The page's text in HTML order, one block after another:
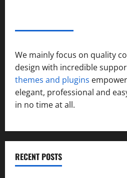
We mainly focus on quality
design with incredible
themes and plugins
elegant, professional and
in no time at all.
RECENT POSTS